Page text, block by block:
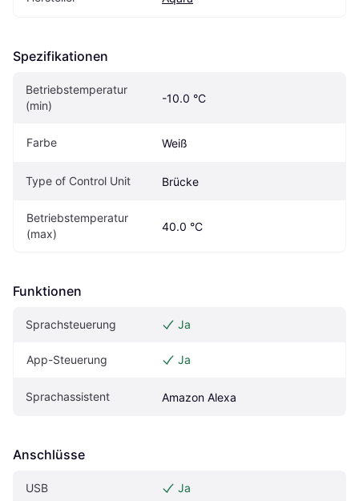
Spezifikationen
Betriebstemperatur
(min)
-10.0 °C
Farbe Weiß
Type of Control Unit Brücke
Betriebstemperatur
(max)
40.0 °C
Funktionen
Sprachsteuerung Ja
App-Steuerung Ja
Sprachassistent Amazon Alexa
Anschlüsse
USB Ja